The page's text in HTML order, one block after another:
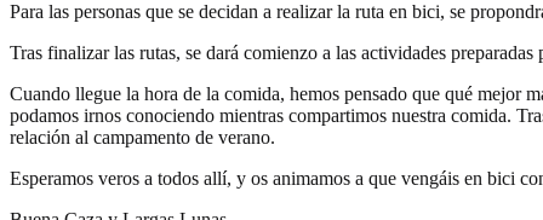
Para las personas que se decidan a realizar la ruta en bici, se
Tras finalizar las rutas, se dará comienzo a las actividades
Cuando llegue la hora de la comida, hemos pensado que qué mejor
podamos irnos conociendo mientras compartimos nuestra comida.
relación al campamento de verano.
Esperamos veros a todos allí, y os animamos a que vengáis en bici